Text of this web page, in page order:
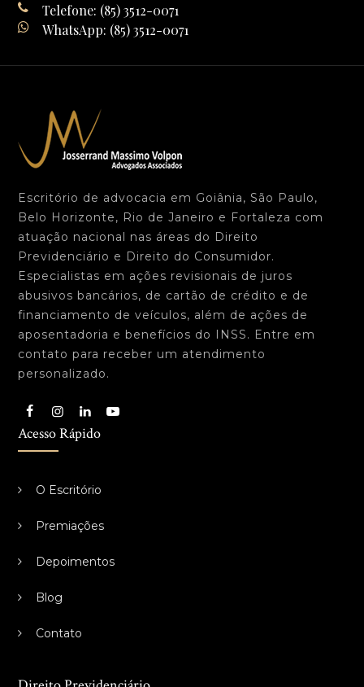
Telefone: (85) 3512-0071
WhatsApp: (85) 3512-0071
Escritório de advocacia em Goiânia, São Paulo,
Belo Horizonte, Rio de Janeiro e Fortaleza com
atuação nacional nas áreas do Direito
Previdenciário e Direito do Consumidor.
Especialistas em ações revisionais de juros
abusivos bancários, de cartão de crédito e de
financiamento de veículos, além de ações de
aposentadoria e benefícios do INSS. Entre em
contato para receber um atendimento
personalizado.
Acesso Rápido
O Escritório
Premiações
Depoimentos
Blog
Contato